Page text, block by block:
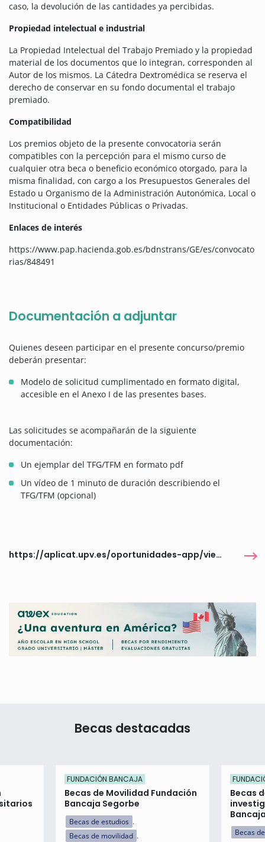
caso, la devolución de las cantidades ya percibidas.
Propiedad intelectual e industrial
La Propiedad Intelectual del Trabajo Premiado y la propiedad
material de los documentos que lo integran, corresponden al
Autor de los mismos. La Cátedra Dextromédica se reserva el
derecho de conservar en su fondo documental el trabajo
premiado.
Compatibilidad
Los premios objeto de la presente convocatoria serán
compatibles con la percepción para el mismo curso de
cualquier otra beca o beneficio económico otorgado, para la
misma finalidad, con cargo a los Presupuestos Generales del
Estado u Organismo de la Administración Autonómica, Local o
Institucional o Entidades Públicas o Privadas.
Enlaces de interés
https://www.pap.hacienda.gob.es/bdnstrans/GE/es/convocato
rias/848491
Documentación a adjuntar
Quienes deseen participar en el presente concurso/premio
deberán presentar:
Modelo de solicitud cumplimentado en formato digital,
accesible en el Anexo I de las presentes bases.
Las solicitudes se acompañarán de la siguiente
documentación:
Un ejemplar del TFG/TFM en formato pdf
Un vídeo de 1 minuto de duración describiendo el
TFG/TFM (opcional)
https://aplicat.upv.es/oportunidades-app/views/publica/detalle_oportunidad.faces
Becas destacadas
FUNDACIÓN BANCAJA
Becas de Movilidad Fundación
Bancaja Segorbe
Becas de estudios
Becas de movilidad
Becas
Becas